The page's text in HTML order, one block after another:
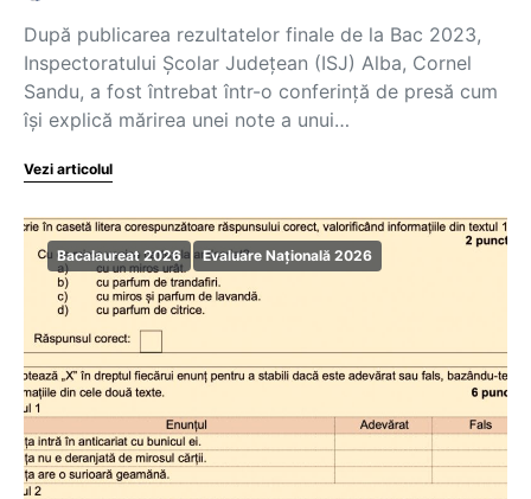
După publicarea rezultatelor finale de la Bac 2023,
Inspectoratului Şcolar Judeţean (ISJ) Alba, Cornel
Sandu, a fost întrebat într-o conferință de presă cum
își explică mărirea unei note a unui…
Vezi articolul
Bacalaureat 2026 Evaluare Națională 2026